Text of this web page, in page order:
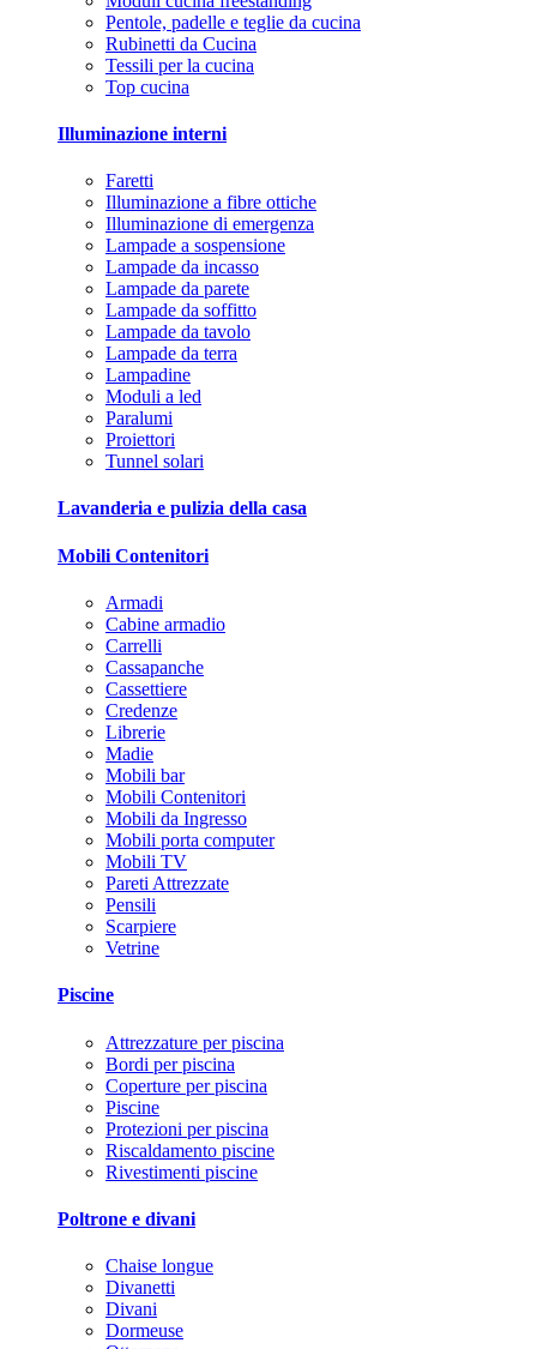
Pentole, padelle e teglie da cucina
Rubinetti da Cucina
Tessili per la cucina
Top cucina
Illuminazione interni
Faretti
Illuminazione a fibre ottiche
Illuminazione di emergenza
Lampade a sospensione
Lampade da incasso
Lampade da parete
Lampade da soffitto
Lampade da tavolo
Lampade da terra
Lampadine
Moduli a led
Paralumi
Proiettori
Tunnel solari
Lavanderia e pulizia della casa
Mobili Contenitori
Armadi
Cabine armadio
Carrelli
Cassapanche
Cassettiere
Credenze
Librerie
Madie
Mobili bar
Mobili Contenitori
Mobili da Ingresso
Mobili porta computer
Mobili TV
Pareti Attrezzate
Pensili
Scarpiere
Vetrine
Piscine
Attrezzature per piscina
Bordi per piscina
Coperture per piscina
Piscine
Protezioni per piscina
Riscaldamento piscine
Rivestimenti piscine
Poltrone e divani
Chaise longue
Divanetti
Divani
Dormeuse